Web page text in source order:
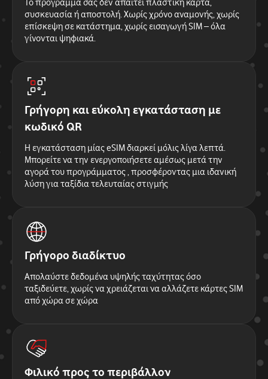
Το πρόγραμμα σας δεν απαιτεί πλαστική κάρτα,
συσκευασία ή αποστολή. Χωρίς χρόνο αναμονής, χωρίς
επίσκεψη σε κατάστημα, χωρίς εισαγωγή SIM – όλα
γίνονται ψηφιακά.
Γρήγορη και εύκολη εγκατάσταση με
κωδικό QR
Η εγκατάσταση μίας eSIM διαρκεί μόλις λίγα λεπτά.
Μπορείτε να την ενεργοποιήσετε αμέσως μετά την
αγορά του προγράμματος , προσφέροντας μια ιδανική
λύση για ταξίδια τελευταίας στιγμής
Γρήγορο διαδίκτυο
Απολαύστε δεδομένα υψηλής ταχύτητας όσο
ταξιδεύετε, χωρίς να χρειάζεται να αλλάζετε κάρτες SIM
από χώρα σε χώρα
Φιλικό προς το περιβάλλον